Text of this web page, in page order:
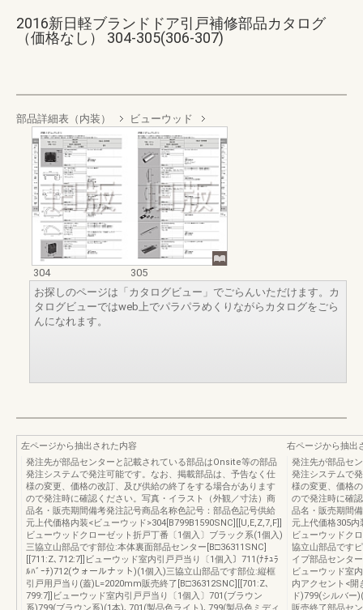
2016新日軽ブランドドア引戸補修部品カタログ
（価格なし） 304-305(306-307)
部品詳細表（内装） ビューウッド
304
305
お探しのページは「カタログビュー」でごらんいただけます。カ
タログビューではweb上でパラパラめくりながらカタログをごら
んになれます。
左ページから抽出された内容
発注先が部品センターと記載されている部品はOnsite等の部品
発注システムで発注可能です。なお、掲載部品は、予告なく仕
様の変更、価格の改訂、及び供給の終了をする場合があります
ので発注時に確認ください。写真・イラスト（外観／寸法）商
品名・販売期間備考発注記号商品名称色記号：部品色記号供給
元上代価格内装<ビューウッド>304[B799B1590SNC][[U,E,Z,7,F]]
ビューウッドクローゼット折戸丁番〔1個入〕ブラック系(1個入)
三協立山部品です部位:本体裏面部品センター[B□36311SNC]
[[711:Z､712:7]]ビューウッド室内引戸戸当り〔1個入〕711(ﾅﾁｭﾗ
ﾙﾊﾞｰﾁ)712(ウォールナット)(1個入)三協立山部品です部位:縦框
引戸用戸当り(蓋)L=2020mm販売終了[B□36312SNC][[701:Z､
799:7]]ビューウッド室内引戸戸当り〔1個入〕701(ブラウン
系)799(ブラウン系)(1本)､701(製品色ライト)､799(製品色ミディ
右ページから抽出
発注先が部品セ
発注システムで
様の変更、価格
ので発注時に確
品名・販売期間
元上代価格305内
ビューウッドク
協立山部品です
イプ部品センタ
ビューウッド室
内アクセント<開
ド)799(シルバー
販売終了部品セ